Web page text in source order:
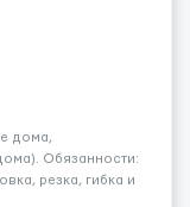
дома,
Обязанности:
резка, гибка и